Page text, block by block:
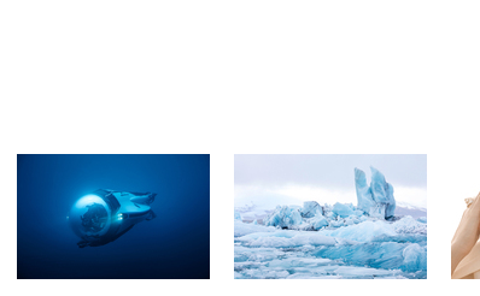
Москве
попытке
вчера,
огня США